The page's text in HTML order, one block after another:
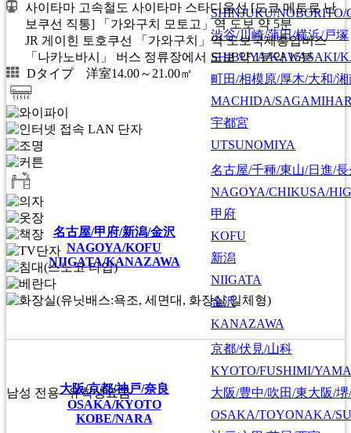
SHINJUKU/
渋谷/川崎/蒲田/横浜/戸塚
SHIBUYA/KAWASAKI/
町田/相模原/厚木/大和/湘
MACHIDA/
宇都宮
UTSUNOMIYA
名古屋/甲府/新潟/金沢
NAGOYA/KOFU
NIIGATA/KANAZAWA
名古屋/千種/東山/日進/
NAGOYA/CHIKUSA/
甲府
KOFU
新潟
NIIGATA
金沢
KANAZAWA
大阪/京都/神戸/奈良
OSAKA/KYOTO
KOBE/NARA
京都/伏見/山科
KYOTO/FUSHIMI/
大阪/豊中/吹田/東大阪/
OSAKA/TOYONAKA/
사이타마 고속철도 사이타마 스타디움선 [도쿄 메트로 난
보쿠선 직통] 「가와구치 모토고」역 도보 약 5분
JR 게이힌 토호쿠선 「가와구치」역 도보국제흥업버스
「나카노바시」 버스 정류장에서 도보 약 1분약 15분
Dタイプ 洋室14.00～21.00㎡
남성 전용 유학생요금